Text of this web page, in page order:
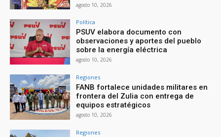
agosto 10, 2026
Política
PSUV elabora documento con
observaciones y aportes del pueblo
sobre la energía eléctrica
agosto 10, 2026
Regiones
FANB fortalece unidades militares en
frontera del Zulia con entrega de
equipos estratégicos
agosto 10, 2026
Regiones